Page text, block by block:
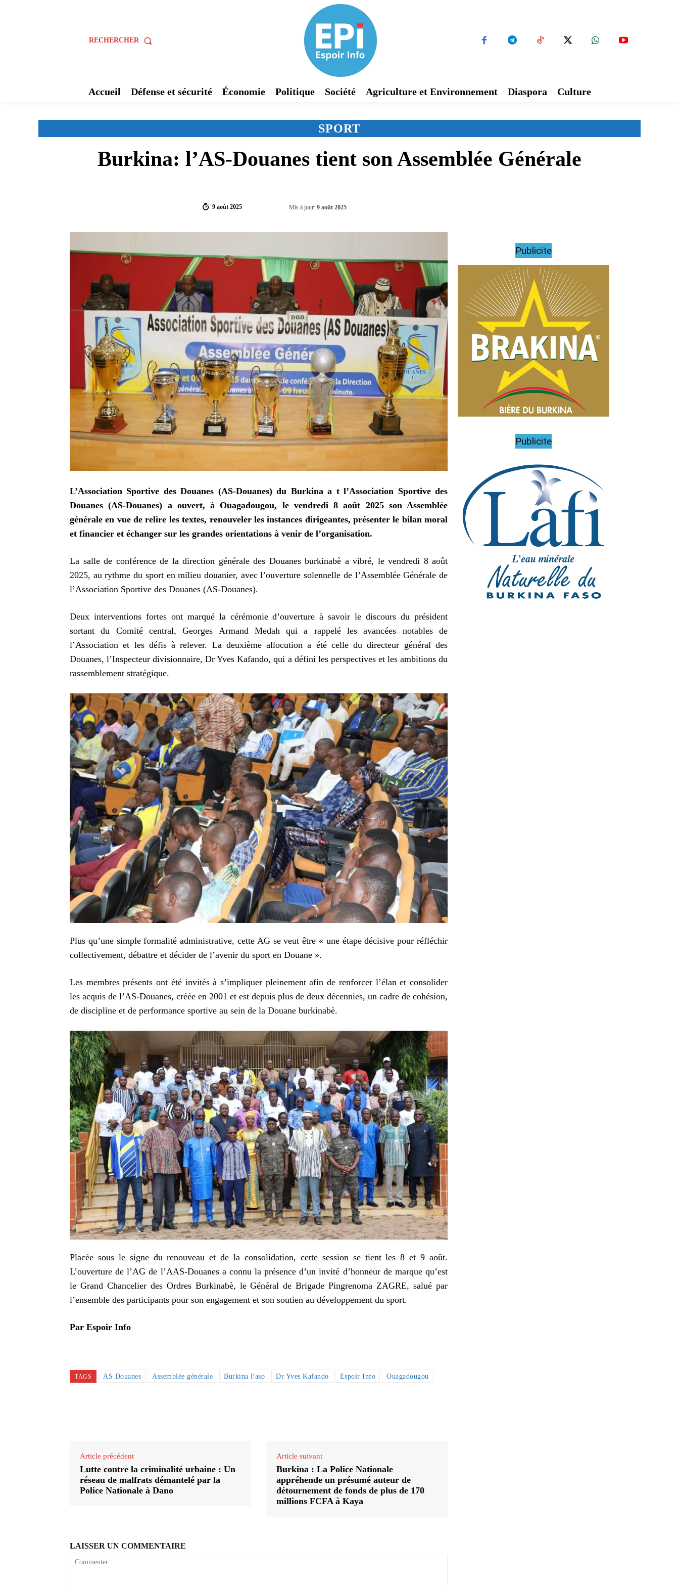
RECHERCHER
Accueil Défense et sécurité Économie Politique Société Agriculture et Environnement Diaspora Culture
SPORT
Burkina: l’AS-Douanes tient son Assemblée Générale
9 août 2025 Mis à jour: 9 août 2025
L’Association Sportive des Douanes (AS-Douanes) du Burkina a t l’Association Sportive des
Douanes (AS-Douanes) a ouvert, à Ouagadougou, le vendredi 8 août 2025 son Assemblée
générale en vue de relire les textes, renouveler les instances dirigeantes, présenter le bilan moral
et financier et échanger sur les grandes orientations à venir de l’organisation.
La salle de conférence de la direction générale des Douanes burkinabè a vibré, le vendredi 8 août
2025, au rythme du sport en milieu douanier, avec l’ouverture solennelle de l’Assemblée Générale de
l’Association Sportive des Douanes (AS-Douanes).
Deux interventions fortes ont marqué la cérémonie d’ouverture à savoir le discours du président
sortant du Comité central, Georges Armand Medah qui a rappelé les avancées notables de
l’Association et les défis à relever. La deuxième allocution a été celle du directeur général des
Douanes, l’Inspecteur divisionnaire, Dr Yves Kafando, qui a défini les perspectives et les ambitions du
rassemblement stratégique.
Plus qu’une simple formalité administrative, cette AG se veut être « une étape décisive pour réfléchir
collectivement, débattre et décider de l’avenir du sport en Douane ».
Les membres présents ont été invités à s’impliquer pleinement afin de renforcer l’élan et consolider
les acquis de l’AS-Douanes, créée en 2001 et est depuis plus de deux décennies, un cadre de cohésion,
de discipline et de performance sportive au sein de la Douane burkinabè.
Placée sous le signe du renouveau et de la consolidation, cette session se tient les 8 et 9 août.
L’ouverture de l’AG de l’AAS-Douanes a connu la présence d’un invité d’honneur de marque qu’est
le Grand Chancelier des Ordres Burkinabè, le Général de Brigade Pingrenoma ZAGRE, salué par
l’ensemble des participants pour son engagement et son soutien au développement du sport.
Par Espoir Info
TAGS AS Douanes Assemblée générale Burkina Faso Dr Yves Kafando Espoir Info Ouagadougou
Article précédent
Lutte contre la criminalité urbaine : Un
réseau de malfrats démantelé par la
Police Nationale à Dano
Article suivant
Burkina : La Police Nationale
appréhende un présumé auteur de
détournement de fonds de plus de 170
millions FCFA à Kaya
LAISSER UN COMMENTAIRE
Publicite
Publicite